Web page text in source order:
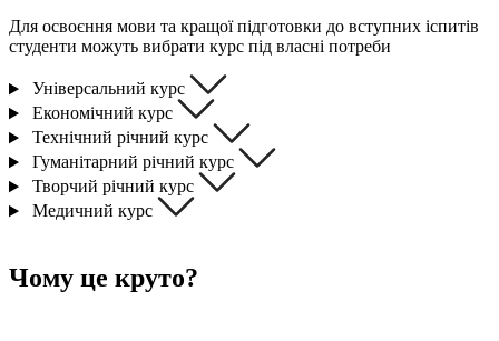
Для освоєння мови та кращої підготовки до вступних іспитів
студенти можуть вибрати курс під власні потреби
Універсальний курс
Економічний курс
Технічний річний курс
Гуманітарний річний курс
Творчий річний курс
Медичний курс
Чому це круто?